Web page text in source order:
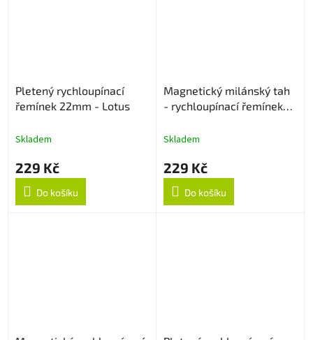
Pletený rychloupínací
řemínek 22mm - Lotus
Skladem
229 Kč
Do košíku
Magnetický milánský tah
- rychloupínací řemínek
Skladem
229 Kč
Do košíku